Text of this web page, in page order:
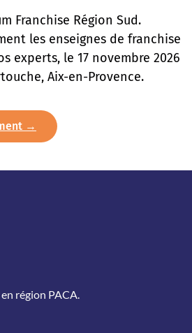
Franchise Région Sud.
les enseignes de franchise
experts, le 17 novembre 2026
Aix-en-Provence.
→
région PACA.